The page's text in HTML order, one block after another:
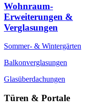
Wohnraum-
Erweiterungen &
Verglasungen
Sommer- & Wintergärten
Balkonverglasungen
Glasüberdachungen
Türen & Portale